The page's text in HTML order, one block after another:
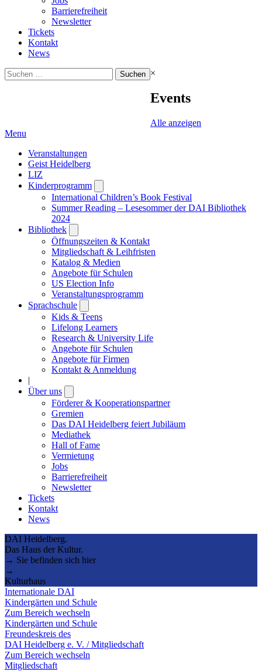
Barrierefreiheit
Newsletter
Tickets
Kontakt
News
Suchen
nach:
×
Events
Alle anzeigen
Menu
Veranstaltungen
Geist Heidelberg
LIZ
Kinderprogramm
submenu
International Children’s Book Festival
Summer Reading – Lesesommer der DAI Bibliothek
2024
Bibliothek
submenu
Öffnungszeiten & Kontakt
Mitgliedschaft & Leihfristen
Katalog & Medien
Angebote für Schulen
US Election Info
Veranstaltungsprogramm
Sprachschule
submenu
Kids & Teens
Lifelong Learners
Research & University Life
Angebote für Schulen
Angebote für Firmen
Kontakt & Anmeldung
|
Über uns
submenu
Förderer & Kooperationspartner
Gremien
Das DAI Heidelberg feiert Jubiläum
Mediathek
Hall of Fame
Vermietung
Jobs
Barrierefreiheit
Newsletter
Tickets
Kontakt
News
DAI Heidelberg.
Das Haus der Kultur.
→ Sie befinden sich hier
→
Kulturhaus
Internationale DAI
Kindergärten und Schule
Zum Bereich wechseln
Kindergärten und Schule
Freundeskreis des
DAI Heidelberg e. V. / Mitgliedschaft
Zum Bereich wechseln
Mitgliedschaft